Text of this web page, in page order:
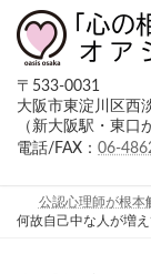
〒533-0031
大阪市東淀川区西
（新大阪駅・東口
電話/FAX： 06-
公認心理師が根本
何故自己中な人が増